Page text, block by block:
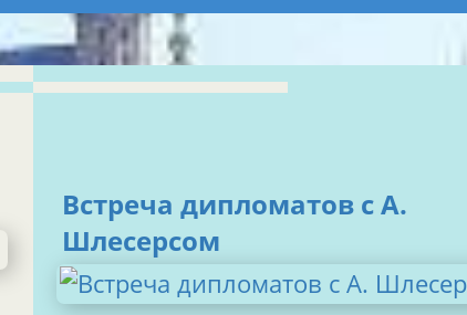
Встреча дипломатов с А.
Шлесерсом